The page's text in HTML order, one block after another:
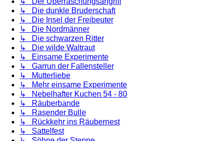
↳ Die dunkle Bruderschaft
↳ Die Insel der Freibeuter
↳ Die Nordmänner
↳ Die schwarzen Ritter
↳ Die wilde Waltraut
↳ Einsame Experimente
↳ Garrun der Fallensteller
↳ Mutterliebe
↳ Mehr einsame Experimente
↳ Nebelhafter Kuchen 54 - 80
↳ Räuberbande
↳ Rasender Bulle
↳ Rückkehr ins Räubernest
↳ Sattelfest